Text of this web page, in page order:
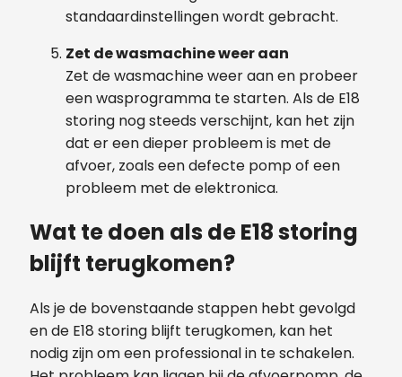
standaardinstellingen wordt gebracht.
Zet de wasmachine weer aan
Zet de wasmachine weer aan en probeer
een wasprogramma te starten. Als de E18
storing nog steeds verschijnt, kan het zijn
dat er een dieper probleem is met de
afvoer, zoals een defecte pomp of een
probleem met de elektronica.
Wat te doen als de E18 storing
blijft terugkomen?
Als je de bovenstaande stappen hebt gevolgd
en de E18 storing blijft terugkomen, kan het
nodig zijn om een professional in te schakelen.